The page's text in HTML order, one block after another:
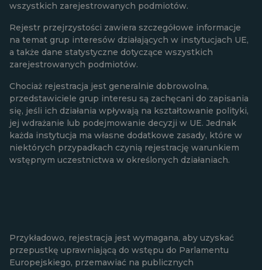
wszystkich zarejestrowanych podmiotów.
Rejestr przejrzystości zawiera szczegółowe informacje
na temat grup interesów działających w instytucjach UE,
a także dane statystyczne dotyczące wszystkich
zarejestrowanych podmiotów.
Chociaż rejestracja jest generalnie dobrowolna,
przedstawiciele grup interesu są zachęcani do zapisania
się, jeśli ich działania wpływają na kształtowanie polityki,
jej wdrażanie lub podejmowanie decyzji w UE. Jednak
każda instytucja ma własne dodatkowe zasady, które w
niektórych przypadkach czynią rejestrację warunkiem
wstępnym uczestnictwa w określonych działaniach.
Przykładowo, rejestracja jest wymagana, aby uzyskać
przepustkę uprawniającą do wstępu do Parlamentu
Europejskiego, przemawiać na publicznych